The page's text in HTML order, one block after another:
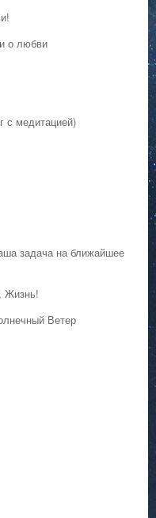
о любви
с медитацией)
задача на ближайшее
Жизнь!
Ветер